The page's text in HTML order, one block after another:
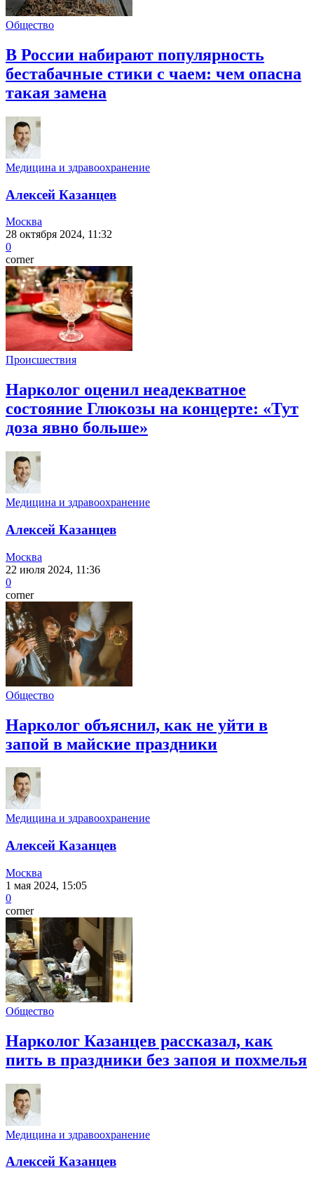
Общество
В России набирают популярность
бестабачные стики с чаем: чем опасна
такая замена
Медицина и здравоохранение
Алексей Казанцев
Москва
28 октября 2024, 11:32
0
corner
Происшествия
Нарколог оценил неадекватное
состояние Глюкозы на концерте: «Тут
доза явно больше»
Медицина и здравоохранение
Алексей Казанцев
Москва
22 июля 2024, 11:36
0
corner
Общество
Нарколог объяснил, как не уйти в
запой в майские праздники
Медицина и здравоохранение
Алексей Казанцев
Москва
1 мая 2024, 15:05
0
corner
Общество
Нарколог Казанцев рассказал, как
пить в праздники без запоя и похмелья
Медицина и здравоохранение
Алексей Казанцев